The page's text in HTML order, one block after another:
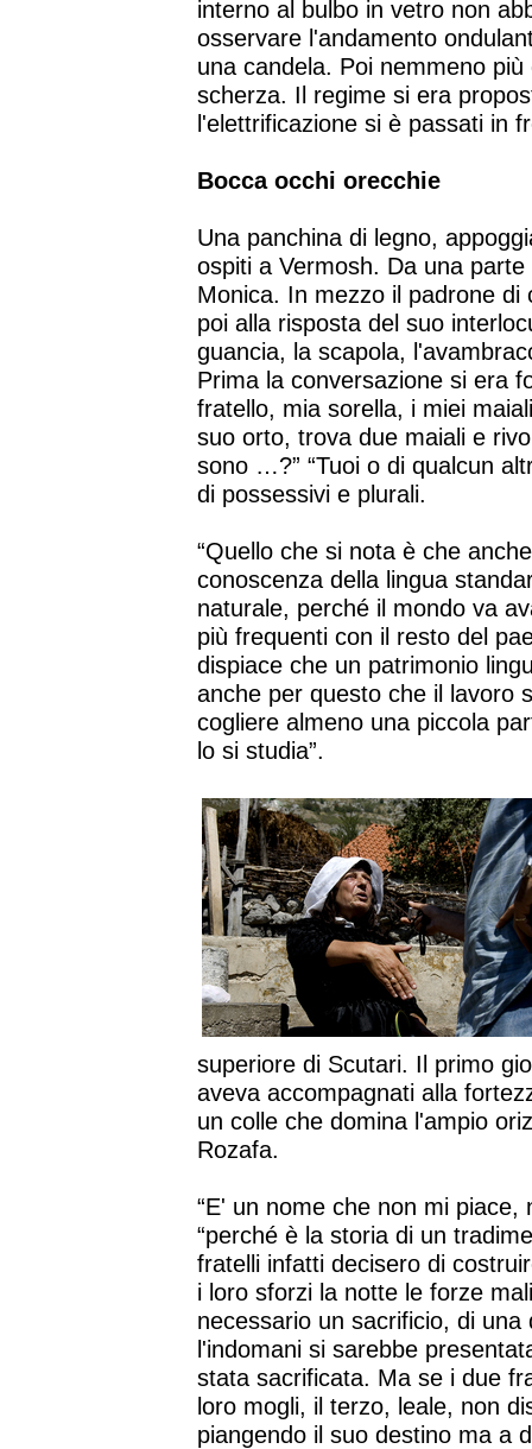
interno al bulbo in vetro non
osservare l'andamento
una candela. Poi nemmeno
scherza. Il regime si era
l'elettrificazione si è passati in
Bocca occhi orecchie
Una panchina di legno,
ospiti a Vermosh. Da una
Monica. In mezzo il padrone di
poi alla risposta del suo
guancia, la scapola,
Prima la conversazione si era
fratello, mia sorella, i miei
suo orto, trova due maiali e
sono …?” “Tuoi o di qualcun
di possessivi e plurali.
“Quello che si nota è che
conoscenza della lingua
naturale, perché il mondo va
più frequenti con il resto del
dispiace che un patrimonio
anche per questo che il lavoro
cogliere almeno una piccola
lo si studia”.
superiore di Scutari. Il primo
aveva accompagnati alla
un colle che domina l'ampio
Rozafa.
“E' un nome che non mi piace,
“perché è la storia di un
fratelli infatti decisero di
i loro sforzi la notte le forze
necessario un sacrificio, di
l'indomani si sarebbe
stata sacrificata. Ma se i due
loro mogli, il terzo, leale, non
piangendo il suo destino ma a